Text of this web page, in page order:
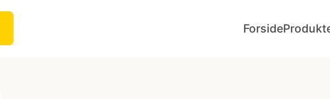
Forside